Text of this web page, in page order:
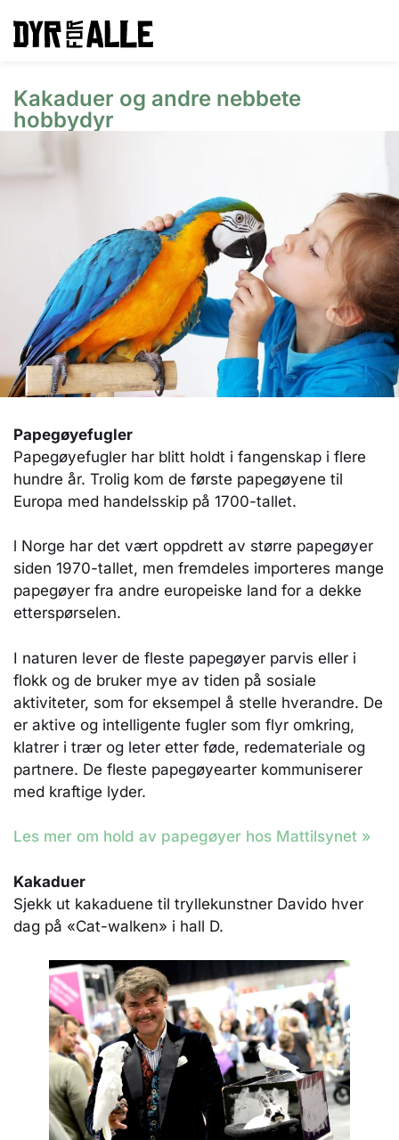
Kakaduer og andre nebbete
hobbydyr
Papegøyefugler
Papegøyefugler har blitt holdt i fangenskap i flere
hundre år. Trolig kom de første papegøyene til
Europa med handels­skip på 1700-tallet.
l Norge har det vært oppdrett av større papegøyer
siden 1970-tallet, men fremdeles importeres mange
papegøyer fra andre europeiske land for a dekke
etterspørselen.
I naturen lever de fleste papegøyer parvis eller i
flokk og de bruker mye av tiden på sosiale
aktiviteter, som for eksempel å stelle hverandre. De
er aktive og intelligente fugler som flyr omkring,
klatrer i trær og leter etter føde, redemateriale og
partnere. De fleste papegøyearter kommuniserer
med kraftige lyder.
Les mer om hold av papegøyer hos Mattilsynet »
Kakaduer
Sjekk ut kakaduene til tryllekunstner Davido hver
dag på «Cat-walken» i hall D.